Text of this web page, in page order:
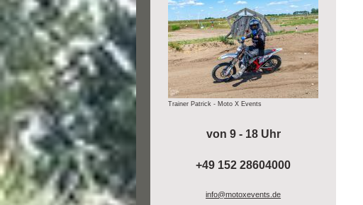
Trainer Patrick - Moto X Events
von 9 - 18 Uhr
+49 152 28604000
info@motoxevents.de